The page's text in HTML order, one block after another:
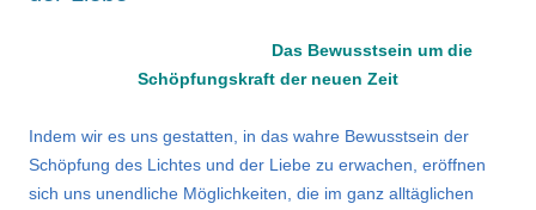
Das Bewusstsein um die
Schöpfungskraft der neuen Zeit
Indem wir es uns gestatten, in das wahre Bewusstsein der
Schöpfung des Lichtes und der Liebe zu erwachen, eröffnen
sich uns unendliche Möglichkeiten, die im ganz alltäglichen